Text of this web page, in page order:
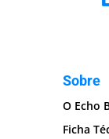
Sobre
O Echo
Ficha